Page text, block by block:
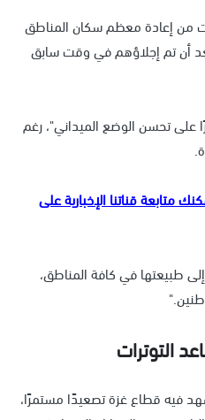
من إعادة معظم سكان المناطق
بعد أن تم إجلاؤهم في وقت سابق
على تحسن الوضع الميداني"، رغم
كل ما يخص "عرب 48" يُمكنك متابعة قناتنا الإخبارية على
طبيعتها في كافة المناطق،
التوترات
فيه قطاع غزة تصعيدًا مستمرًا،